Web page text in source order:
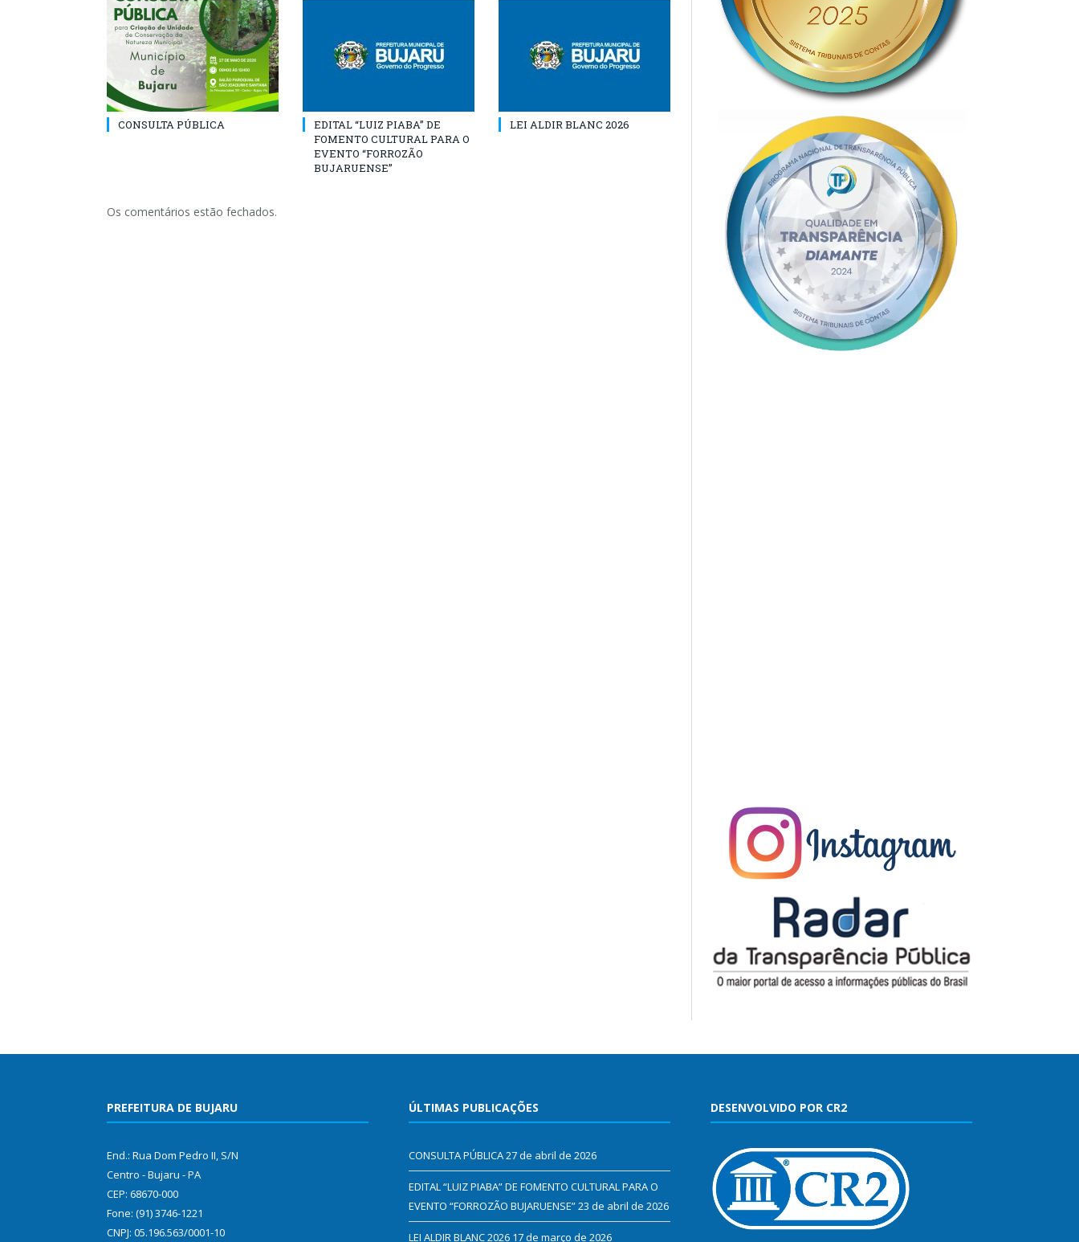
CONSULTA PÚBLICA
EDITAL “LUIZ PIABA” DE
FOMENTO CULTURAL PARA O
EVENTO “FORROZÃO
BUJARUENSE”
LEI ALDIR BLANC 2026
Os comentários estão fechados.
PREFEITURA DE BUJARU
End.: Rua Dom Pedro II, S/N
Centro - Bujaru - PA
CEP: 68670-000
Fone: (91) 3746-1221
CNPJ: 05.196.563/0001-10
ÚLTIMAS PUBLICAÇÕES
CONSULTA PÚBLICA27 de abril de 2026
EDITAL “LUIZ PIABA” DE FOMENTO CULTURAL PARA O
EVENTO “FORROZÃO BUJARUENSE”23 de abril de 2026
LEI ALDIR BLANC 2026 17 de março de 2026
DESENVOLVIDO POR CR2